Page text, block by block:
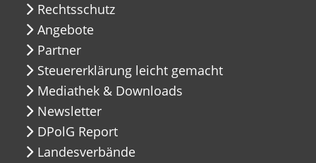
Rechtsschutz
Angebote
Partner
Steuererklärung leicht gemacht
Mediathek & Downloads
Newsletter
DPolG Report
Landesverbände